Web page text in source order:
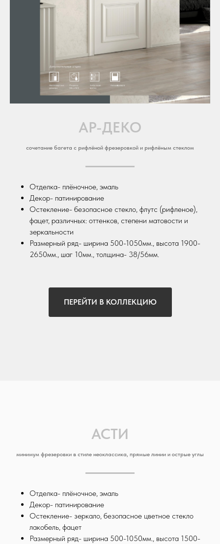
АР-ДЕКО
сочетание багета с рифлёной фрезеровкой и рифлёным стеклом
Отделка- плёночное, эмаль
Декор- патинирование
Остекление- безопасное стекло, флутс (рифленое),
фацет, различных: оттенков, степени матовости и
зеркальности
Размерный ряд- ширина 500-1050мм., высота 1900-
2650мм., шаг 10мм., толщина- 38/56мм.
ПЕРЕЙТИ В КОЛЛЕКЦИЮ
АСТИ
минимум фрезеровки в стиле неоклассика, прямые линии и острые углы
Отделка- плёночное, эмаль
Декор- патинирование
Остекление- зеркало, безопасное цветное стекло
лакобель, фацет
Размерный ряд- ширина 500-1050мм., высота 1500-